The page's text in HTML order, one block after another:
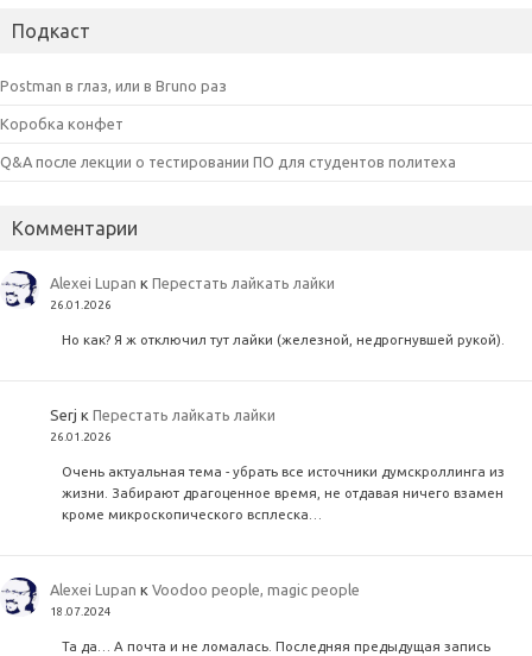
Подкаст
Postman в глаз, или в Bruno раз
Коробка конфет
Q&A после лекции о тестировании ПО для студентов политеха
Комментарии
Alexei Lupan кПерестать лайкать лайки
26.01.2026
Но как? Я ж отключил тут лайки (железной, недрогнувшей рукой).
Serj кПерестать лайкать лайки
26.01.2026
Очень актуальная тема - убрать все источники думскроллинга из
жизни. Забирают драгоценное время, не отдавая ничего взамен
кроме микроскопического всплеска…
Alexei Lupan кVoodoo people, magic people
18.07.2024
Та да… А почта и не ломалась. Последняя предыдущая запись